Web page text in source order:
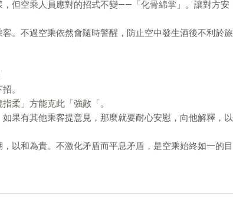
但空乘人員應對的招式不變——「化骨綿掌」。讓對方安
。不過空乘依然會隨時警醒，防止空中發生酒後不利於旅
。
柔」方能克此「強敵「。
果有其他乘客提意見，那麼就要耐心安慰，向他解釋，以
以和為貴。不激化矛盾而平息矛盾，是空乘始終如一的目